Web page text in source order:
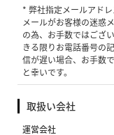
* 弊社指定メールアド
メールがお客様の迷惑
の為、お手数ではござ
きる限りお電話番号の
信が遅い場合、お手数
と幸いです。
取扱い会社
運営会社